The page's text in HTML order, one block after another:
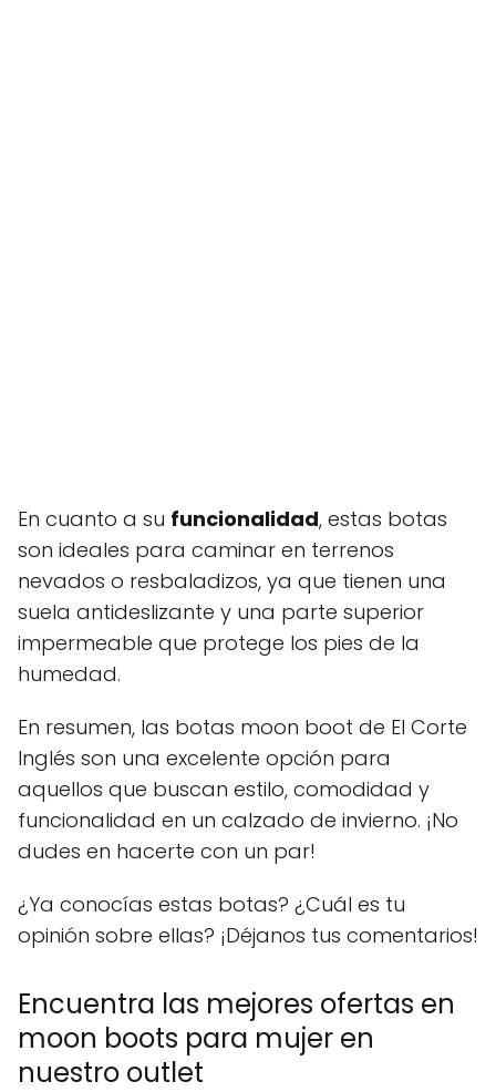
En cuanto a su funcionalidad, estas botas
son ideales para caminar en terrenos
nevados o resbaladizos, ya que tienen una
suela antideslizante y una parte superior
impermeable que protege los pies de la
humedad.
En resumen, las botas moon boot de El Corte
Inglés son una excelente opción para
aquellos que buscan estilo, comodidad y
funcionalidad en un calzado de invierno. ¡No
dudes en hacerte con un par!
¿Ya conocías estas botas? ¿Cuál es tu
opinión sobre ellas? ¡Déjanos tus comentarios!
Encuentra las mejores ofertas en
moon boots para mujer en
nuestro outlet